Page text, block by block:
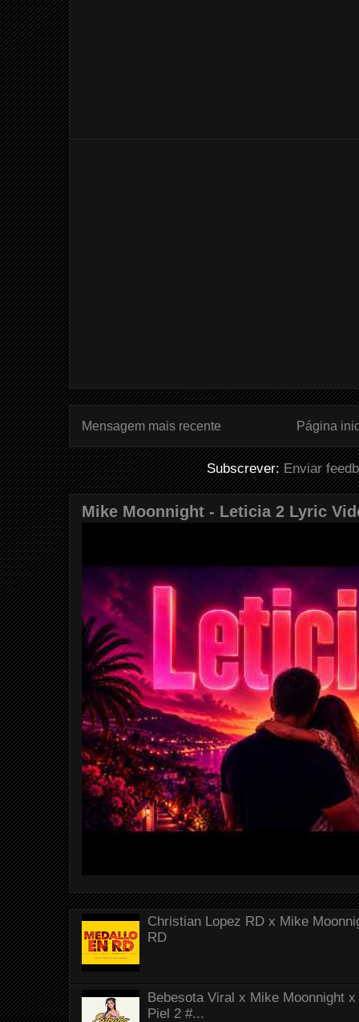
Mensagem mais recente Página
Subscrever:Enviar
Mike Moonnight - Leticia 2 Lyric
Christian Lopez RD x Mike
RD
Bebesota Viral x Mike Moonnight
Piel 2 #...